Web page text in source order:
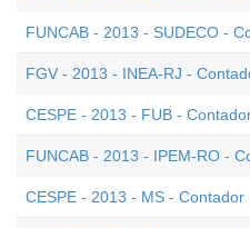
FUNCAB - 2013 - SUDECO -
FGV - 2013 - INEA-RJ -
CESPE - 2013 - FUB -
FUNCAB - 2013 - IPEM-RO -
CESPE - 2013 - MS - Contador